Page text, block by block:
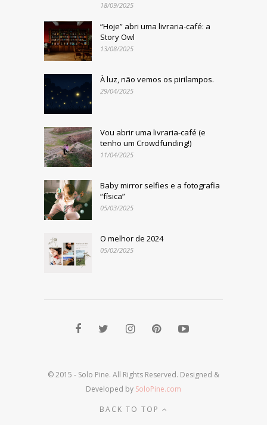
18/09/2025
“Hoje” abri uma livraria-café: a
Story Owl
13/08/2025
À luz, não vemos os pirilampos.
29/04/2025
Vou abrir uma livraria-café (e
tenho um Crowdfunding!)
11/04/2025
Baby mirror selfies e a fotografia
“física”
05/03/2025
O melhor de 2024
05/02/2025
© 2015 - Solo Pine. All Rights Reserved. Designed &
Developed by SoloPine.com
BACK TO TOP